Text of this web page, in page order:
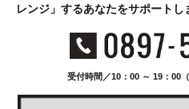
レンジ」するあなたをサポートし
受付時間／10：00 ～ 19：00